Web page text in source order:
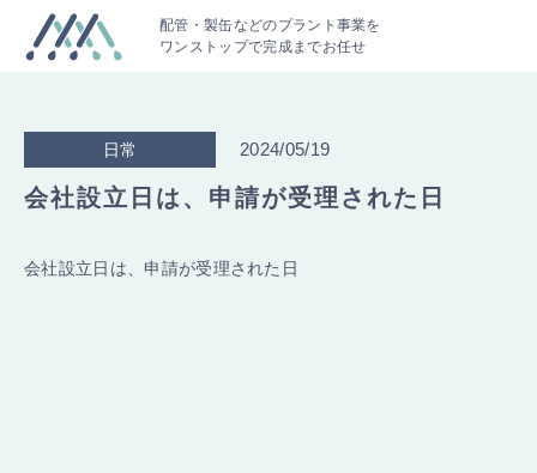
配管・製缶などのプラント事業を
ワンストップで完成までお任せ
日常 2024/05/19
会社設立日は、申請が受理された日
会社設立日は、申請が受理された日